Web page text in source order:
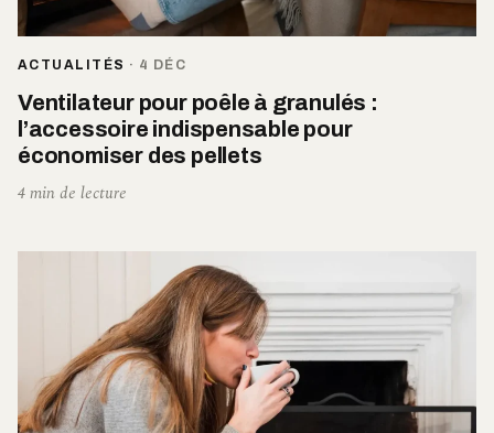
ACTUALITÉS · 4 DÉC
Ventilateur pour poêle à granulés :
l’accessoire indispensable pour
économiser des pellets
4 min de lecture